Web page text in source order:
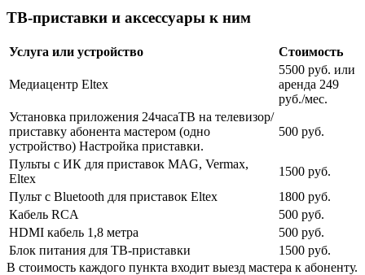
ТВ-приставки и аксессуары к ним
Услуга или устройство Стоимость
Медиацентр Eltex
5500 руб. или
аренда 249
руб./мес.
Установка приложения 24часаТВ на телевизор/
приставку абонента мастером (одно
устройство) Настройка приставки.
500 руб.
Пульты с ИК для приставок MAG, Vermax,
Eltex
1500 руб.
Пульт с Bluetooth для приставок Eltex
1800 руб.
Кабель RCA
500 руб.
HDMI кабель 1,8 метра
500 руб.
Блок питания для ТВ-приставки
1500 руб.
В стоимость каждого пункта входит выезд мастера к абоненту.